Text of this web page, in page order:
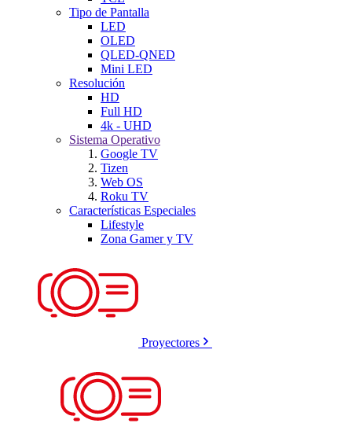
Tipo de Pantalla
LED
OLED
QLED-QNED
Mini LED
Resolución
HD
Full HD
4k - UHD
Sistema Operativo
Google TV
Tizen
Web OS
Roku TV
Características Especiales
Lifestyle
Zona Gamer y TV
Proyectores